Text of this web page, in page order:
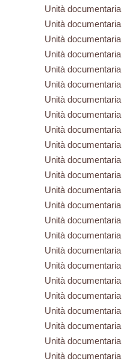
Unità documentaria
Unità documentaria
Unità documentaria
Unità documentaria
Unità documentaria
Unità documentaria
Unità documentaria
Unità documentaria
Unità documentaria
Unità documentaria
Unità documentaria
Unità documentaria
Unità documentaria
Unità documentaria
Unità documentaria
Unità documentaria
Unità documentaria
Unità documentaria
Unità documentaria
Unità documentaria
Unità documentaria
Unità documentaria
Unità documentaria
Unità documentaria